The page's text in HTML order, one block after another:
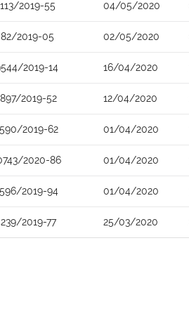
2019-55 04/05/2020
2019-05 02/05/2020
2019-14 16/04/2020
2019-52 12/04/2020
2019-62 01/04/2020
2020-86 01/04/2020
2019-94 01/04/2020
2019-77 25/03/2020